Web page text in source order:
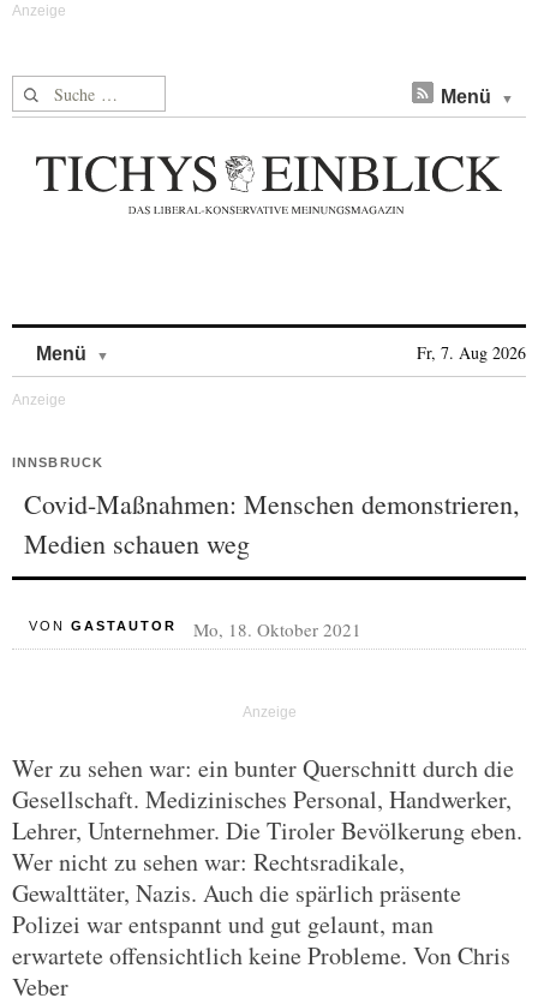
Suche nach: Menü
Menü Fr, 7. Aug 2026
INNSBRUCK
Covid-Maßnahmen: Menschen demonstrieren,
Medien schauen weg
VON GASTAUTOR Mo, 18. Oktober 2021
Wer zu sehen war: ein bunter Querschnitt durch die
Gesellschaft. Medizinisches Personal, Handwerker,
Lehrer, Unternehmer. Die Tiroler Bevölkerung eben.
Wer nicht zu sehen war: Rechtsradikale,
Gewalttäter, Nazis. Auch die spärlich präsente
Polizei war entspannt und gut gelaunt, man
erwartete offensichtlich keine Probleme. Von Chris
Veber